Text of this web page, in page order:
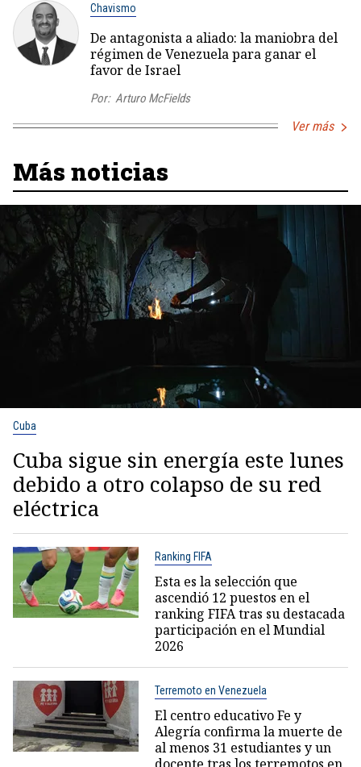
Chavismo
De antagonista a aliado: la maniobra del
régimen de Venezuela para ganar el
favor de Israel
Por: Arturo McFields
Ver más
Más noticias
Cuba
Cuba sigue sin energía este lunes
debido a otro colapso de su red
eléctrica
Ranking FIFA
Esta es la selección que
ascendió 12 puestos en el
ranking FIFA tras su destacada
participación en el Mundial
2026
Terremoto en Venezuela
El centro educativo Fe y
Alegría confirma la muerte de
al menos 31 estudiantes y un